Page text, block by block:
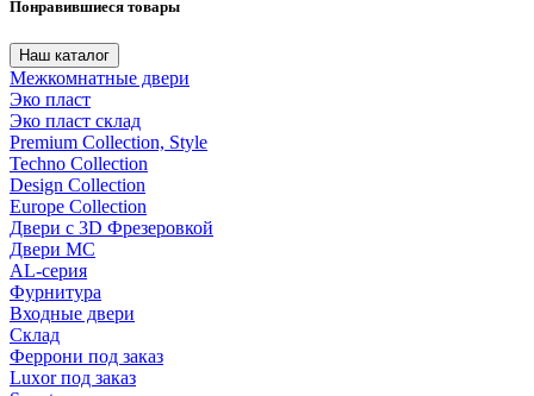
Понравившиеся товары
Наш каталог
Межкомнатные двери
Эко пласт
Эко пласт склад
Premium Collection, Style
Techno Collection
Design Collection
Europe Collection
Двери с 3D Фрезеровкой
Двери МС
AL-серия
Фурнитура
Входные двери
Склад
Феррони под заказ
Luxor под заказ